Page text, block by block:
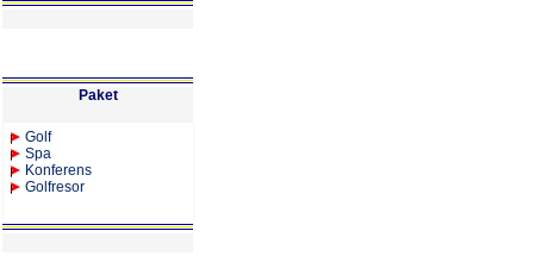
Paket
Golf
Spa
Konferens
Golfresor